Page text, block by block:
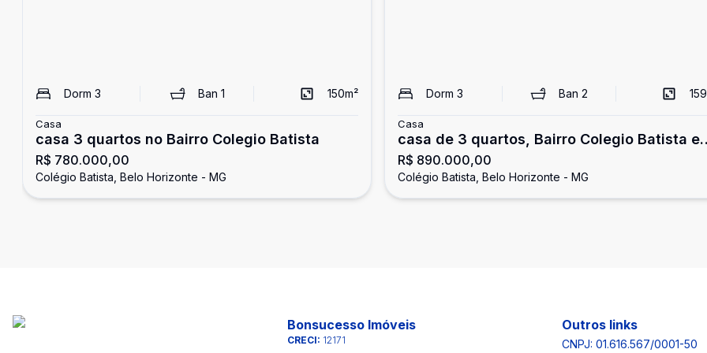
Dorm 3 Ban 1 150m²
Casa
casa 3 quartos no Bairro Colegio Batista
R$ 780.000,00
Colégio Batista, Belo Horizonte - MG
Dorm 3 Ban 2 159
Casa
casa de 3 quartos, Bairro Colegio Batista
Belo Horizonte
R$ 890.000,00
Colégio Batista, Belo Horizonte - MG
Bonsucesso Imóveis
CRECI: 12171
Outros links
CNPJ: 01.616.567/0001-50